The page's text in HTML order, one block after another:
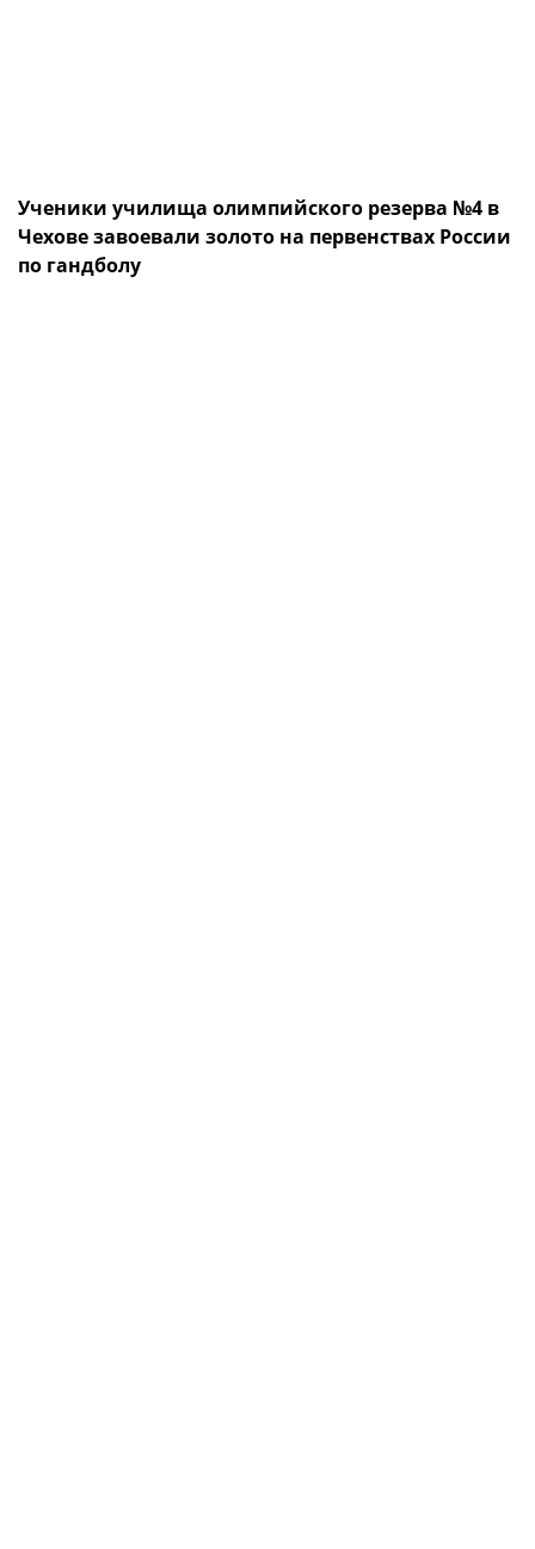
Ученики училища олимпийского резерва №4 в
Чехове завоевали золото на первенствах России
по гандболу